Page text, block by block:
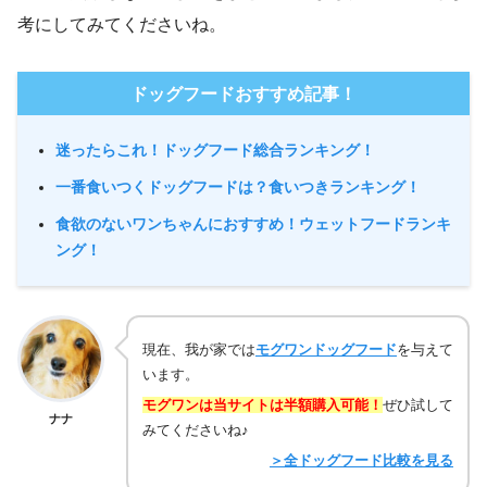
考にしてみてくださいね。
ドッグフードおすすめ記事！
迷ったらこれ！ドッグフード総合ランキング！
一番食いつくドッグフードは？食いつきランキング！
食欲のないワンちゃんにおすすめ！ウェットフードランキ
ング！
ナナ
現在、我が家ではモグワンドッグフードを与えて
います。
モグワンは当サイトは半額購入可能！ ぜひ試して
みてくださいね♪
＞全ドッグフード比較を見る